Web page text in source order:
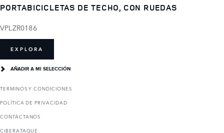
PORTABICICLETAS DE TECHO, CON RUEDAS
VPLZR0186
EXPLORA
AÑADIR A MI SELECCIÓN
TERMINOS Y CONDICIONES
POLÍTICA DE PRIVACIDAD
CONTÁCTANOS
CIBERATAQUE